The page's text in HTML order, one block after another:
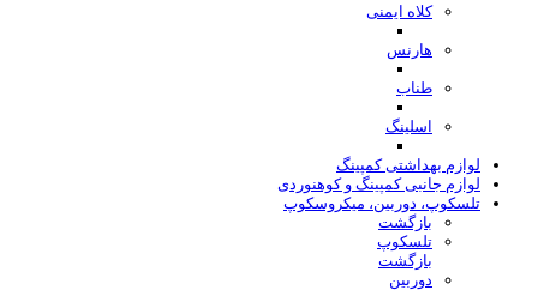
کلاه ایمنی
هارنس
طناب
اسلینگ
لوازم بهداشتی کمپینگ
لوازم جانبی کمپینگ و کوهنوردی
تلسکوپ، دوربین، میکروسکوپ
بازگشت
تلسکوپ
بازگشت
دوربین